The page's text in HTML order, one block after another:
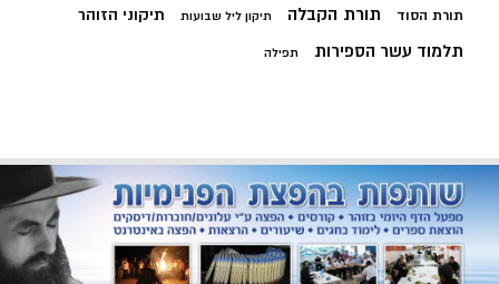
תורת הסוד תורת הקבלה תיקון ליל שבועות תיקוני הזוהר
תלמוד עשר הספירות תפילה